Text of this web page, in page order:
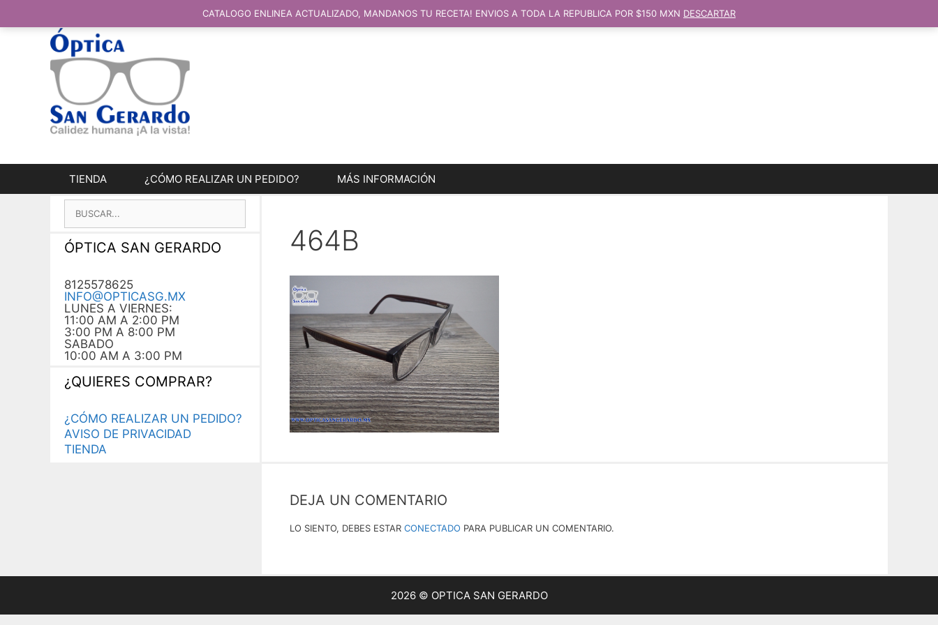
TIENDA ¿CÓMO REALIZAR UN PEDIDO? MÁS INFORMACIÓN
464B
DEJA UN COMENTARIO
LO SIENTO, DEBES ESTAR CONECTADO PARA PUBLICAR UN COMENTARIO.
BUSCAR:
ÓPTICA SAN GERARDO
8125578625
INFO@OPTICASG.MX
LUNES A VIERNES:
11:00 AM A 2:00 PM
3:00 PM A 8:00 PM
SABADO
10:00 AM A 3:00 PM
¿QUIERES COMPRAR?
¿CÓMO REALIZAR UN PEDIDO?
AVISO DE PRIVACIDAD
TIENDA
2026 © OPTICA SAN GERARDO
CATALOGO ENLINEA ACTUALIZADO, MANDANOS TU RECETA! ENVIOS A TODA LA REPUBLICA POR $150 MXN DESCARTAR